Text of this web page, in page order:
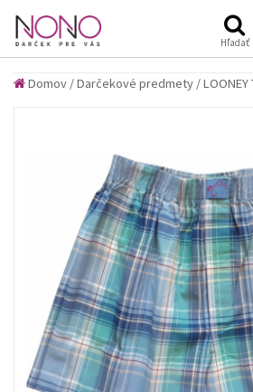
Hľadať
Domov /Darčekové predmety /LOONEY